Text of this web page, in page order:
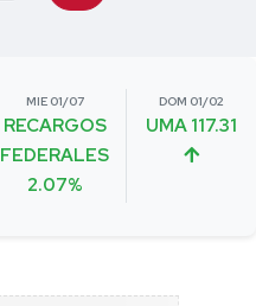
MIE 01/07
RECARGOS
FEDERALES
2.07%
DOM 01/02
UMA 117.31